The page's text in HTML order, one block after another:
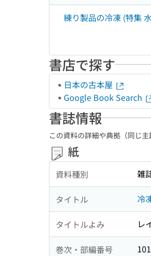
練り製品の冷凍 (特集
書店で探す
日本の古本屋
Google Book Search
書誌情報
この資料の詳細や典拠（同じ
紙
資料種別 雑
タイトル 冷
タイトルよみ レ
巻次・部編番号